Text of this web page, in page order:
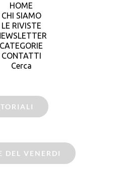
HOME
CHI SIAMO
LE RIVISTE
CATEGORIE
CONTATTI
Cerca
DEL VENERDI